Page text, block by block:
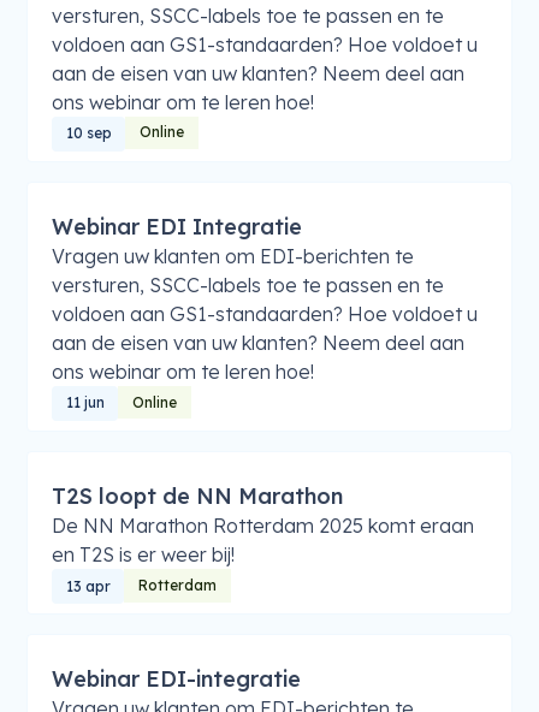
versturen, SSCC-labels toe te passen en te
voldoen aan GS1-standaarden? Hoe voldoet u
aan de eisen van uw klanten? Neem deel aan
ons webinar om te leren hoe!
10 sep Online
Webinar EDI Integratie
Vragen uw klanten om EDI-berichten te
versturen, SSCC-labels toe te passen en te
voldoen aan GS1-standaarden? Hoe voldoet u
aan de eisen van uw klanten? Neem deel aan
ons webinar om te leren hoe!
11 jun Online
T2S loopt de NN Marathon
De NN Marathon Rotterdam 2025 komt eraan
en T2S is er weer bij!
13 apr Rotterdam
Webinar EDI-integratie